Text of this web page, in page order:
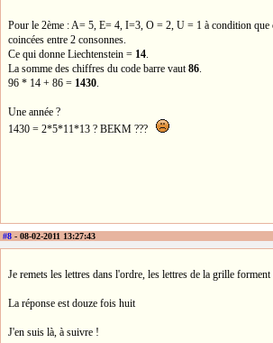
Pour le 2ème : A= 5, E= 4, I=3, O = 2, U = 1 à condition que
coincées entre 2 consonnes.
Ce qui donne Liechtenstein = 14
La somme des chiffres du code barre vaut 86
96 * 14 + 86 = 1430
Une année ?
1430 = 2*5*11*13 ? BEKM ???
#8 - 08-02-2011 13:27:43
Je remets les lettres dans l'ordre, les lettres de la grille forment
La réponse est douze fois huit
J'en suis là, à suivre !